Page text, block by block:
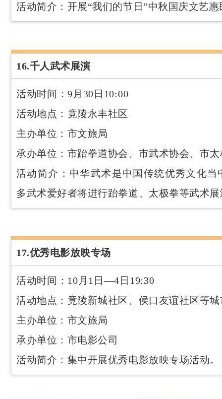
活动简介：开展“我们的节日”中秋国庆文艺
16.千人武术展演
活动时间：9月30日10:00
活动地点：竟陵永丰社区
主办单位：市文旅局
承办单位：市跆拳道协会、市武术协会、市
活动简介：中华武术是中国传统优秀文化当
多武术爱好者将进行跆拳道、太极拳等武术
17.优秀电影放映专场
活动时间：10月1日—4日19:30
活动地点：竟陵新城社区、侯口友谊社区等
主办单位：市文旅局
承办单位：市电影公司
活动简介：集中开展优秀电影放映专场活动。